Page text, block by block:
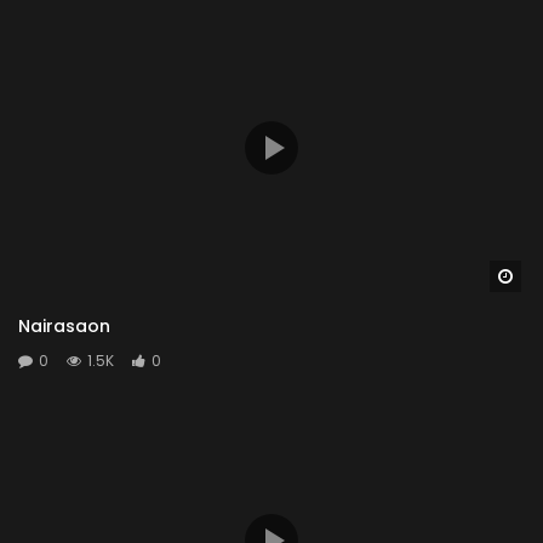
Nairasaon
0 1.5K 0